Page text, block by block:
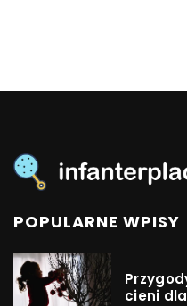
POPULARNE WPISY
cieni